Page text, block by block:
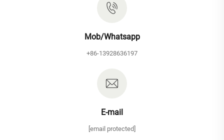
Mob/Whatsapp
+86-13928636197
E-mail
[email protected]